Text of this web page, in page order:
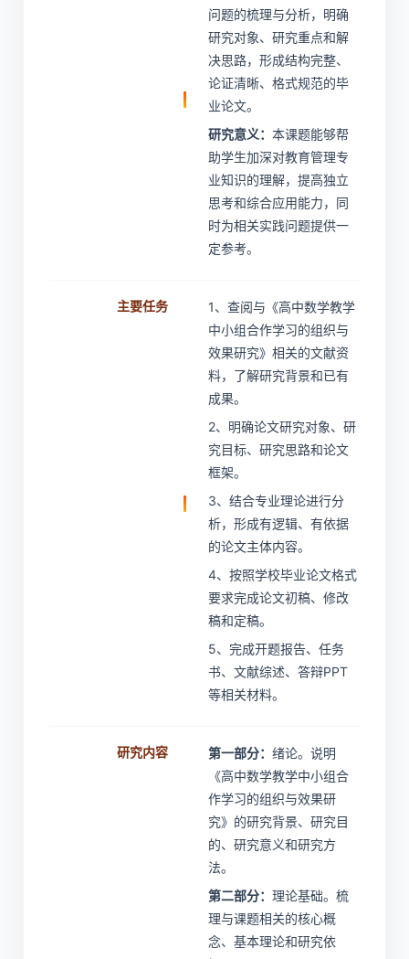
问题的梳理与分析，明确
研究对象、研究重点和解
决思路，形成结构完整、
论证清晰、格式规范的毕
业论文。
研究意义： 本课题能够帮
助学生加深对教育管理专
业知识的理解，提高独立
思考和综合应用能力，同
时为相关实践问题提供一
定参考。
主要任务
1、查阅与《高中数学教学
中小组合作学习的组织与
效果研究》相关的文献资
料，了解研究背景和已有
成果。
2、明确论文研究对象、研
究目标、研究思路和论文
框架。
3、结合专业理论进行分
析，形成有逻辑、有依据
的论文主体内容。
4、按照学校毕业论文格式
要求完成论文初稿、修改
稿和定稿。
5、完成开题报告、任务
书、文献综述、答辩PPT
等相关材料。
研究内容 第一部分： 绪论。说明
《高中数学教学中小组合
作学习的组织与效果研
究》的研究背景、研究目
的、研究意义和研究方
法。
第二部分： 理论基础。梳
理与课题相关的核心概
念、基本理论和研究依